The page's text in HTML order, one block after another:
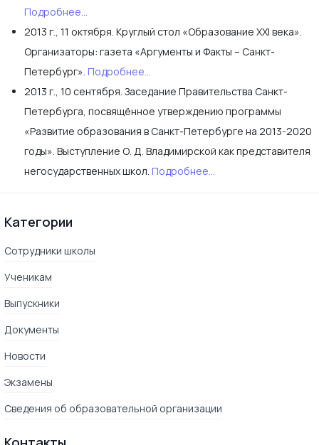
Подробнее...
2013 г., 11 октября. Круглый стол «Образование XXI века».
Организаторы: газета «Аргументы и Факты – Санкт-
Петербург». Подробнее...
2013 г., 10 сентября. Заседание Правительства Санкт-
Петербурга, посвящённое утверждению программы
«Развитие образования в Санкт-Петербурге на 2013-2020
годы». Выступление О. Д. Владимирской как представителя
негосударственных школ. Подробнее...
Категории
Сотрудники школы
Ученикам
Выпускники
Документы
Новости
Экзамены
Сведения об образовательной организации